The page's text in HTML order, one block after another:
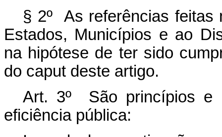
§ 2º As referências feitas
Estados, Municípios e ao
na hipótese de ter sido
do caput deste artigo.
Art. 3º São princípios e
eficiência pública: